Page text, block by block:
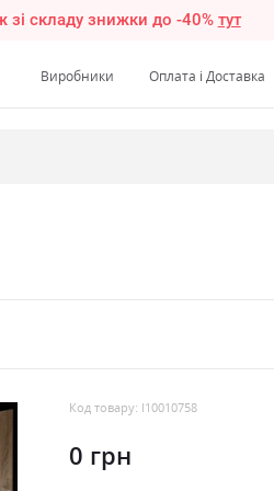
зі складу знижки до -40% тут
Виробники Оплата і Доставка
Код товару: l10010758
0 грн